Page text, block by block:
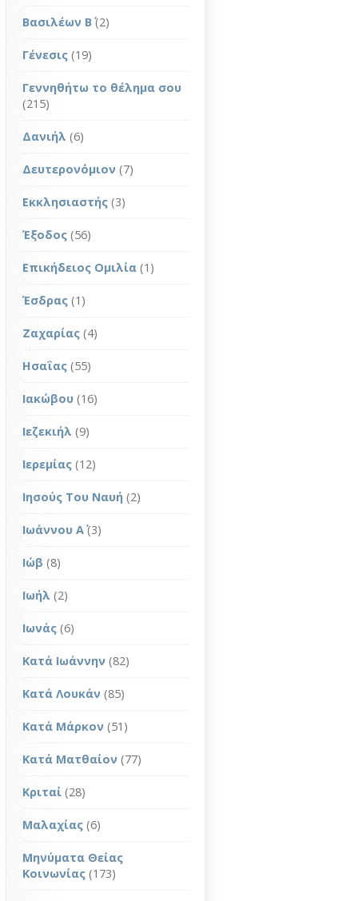
Βασιλέων Β΄ (2)
Γένεσις (19)
Γεννηθήτω το θέλημα σου
(215)
Δανιήλ (6)
Δευτερονόμιον (7)
Εκκλησιαστής (3)
Έξοδος (56)
Επικήδειος Ομιλία (1)
Έσδρας (1)
Ζαχαρίας (4)
Ησαΐας (55)
Ιακώβου (16)
Ιεζεκιήλ (9)
Ιερεμίας (12)
Ιησούς Του Ναυή (2)
Ιωάννου Α΄(3)
Ιώβ (8)
Ιωήλ (2)
Ιωνάς (6)
Κατά Ιωάννην (82)
Κατά Λουκάν (85)
Κατά Μάρκον (51)
Κατά Ματθαίον (77)
Κριταί (28)
Μαλαχίας (6)
Μηνύματα Θείας
Κοινωνίας (173)